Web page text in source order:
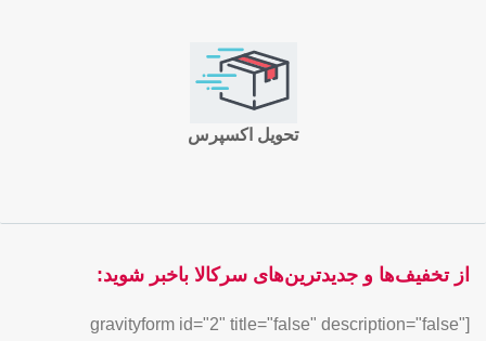
تحویل اکسپرس
از تخفیف‌ها و جدیدترین‌های سرکالا باخبر شوید:
[gravityform id="2" title="false" description="false"